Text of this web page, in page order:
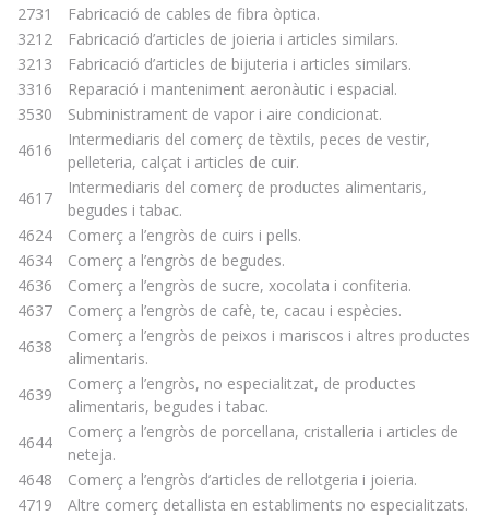
2731
Fabricació de cables de fibra òptica.
3212
Fabricació d’articles de joieria i articles similars.
3213
Fabricació d’articles de bijuteria i articles similars.
3316
Reparació i manteniment aeronàutic i espacial.
3530
Subministrament de vapor i aire condicionat.
4616
Intermediaris del comerç de tèxtils, peces de vestir,
pelleteria, calçat i articles de cuir.
4617
Intermediaris del comerç de productes alimentaris,
begudes i tabac.
4624
Comerç a l’engròs de cuirs i pells.
4634
Comerç a l’engròs de begudes.
4636
Comerç a l’engròs de sucre, xocolata i confiteria.
4637
Comerç a l’engròs de cafè, te, cacau i espècies.
4638
Comerç a l’engròs de peixos i mariscos i altres productes
alimentaris.
4639
Comerç a l’engròs, no especialitzat, de productes
alimentaris, begudes i tabac.
4644
Comerç a l’engròs de porcellana, cristalleria i articles de
neteja.
4648
Comerç a l’engròs d’articles de rellotgeria i joieria.
4719
Altre comerç detallista en establiments no especialitzats.